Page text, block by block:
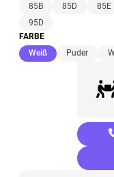
85B
85D 85E
95D
FARBE
Weiß(ausgewählt)
Puder